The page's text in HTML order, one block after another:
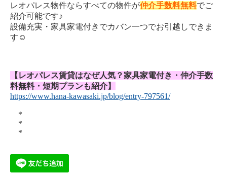
レオパレス物件ならすべての物件が仲介手数料無料でご
紹介可能です♪
設備充実・家具家電付きでカバン一つでお引越しできま
す☺
【レオパレス賃貸はなぜ人気？家具家電付き・仲介手数
料無料・短期プランも紹介】
https://www.hana-kawasaki.jp/blog/entry-797561/
*
*
*